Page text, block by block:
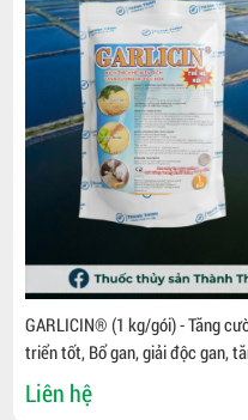
GARLICIN® (1 kg/gói) - Tăng
triển tốt, Bổ gan, giải độc gan,
Liên hệ